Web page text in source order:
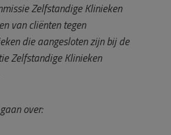
Zelfstandige Klinieken
van cliënten tegen
die aangesloten zijn bij de
Zelfstandige Klinieken
over: